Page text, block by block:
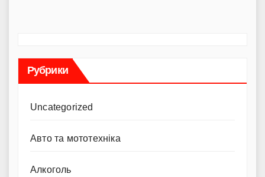
Рубрики
Uncategorized
Авто та мототехніка
Алкоголь